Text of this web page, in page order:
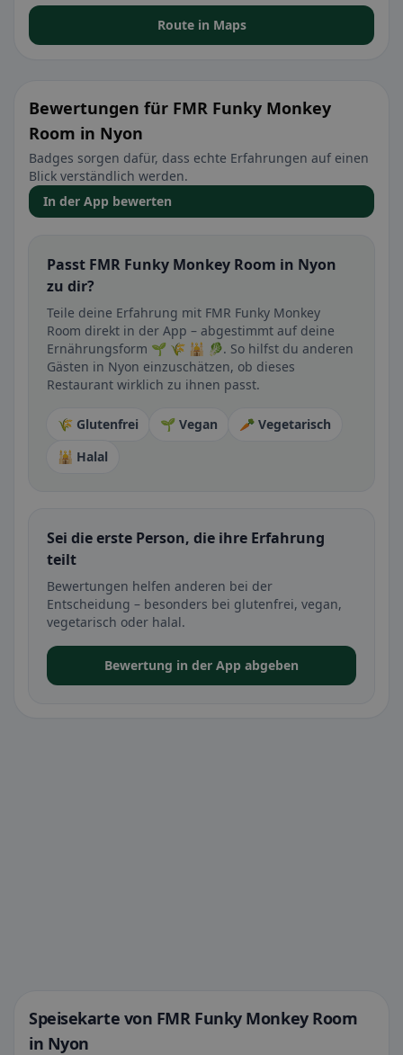
Route in Maps
Bewertungen für FMR Funky Monkey
Room in Nyon
Badges sorgen dafür, dass echte Erfahrungen auf einen
Blick verständlich werden.
In der App bewerten
Passt FMR Funky Monkey Room in Nyon
zu dir?
Teile deine Erfahrung mit FMR Funky Monkey
Room direkt in der App – abgestimmt auf deine
Ernährungsform 🌱 🌾 🕌 🥬. So hilfst du anderen
Gästen in Nyon einzuschätzen, ob dieses
Restaurant wirklich zu ihnen passt.
🌾 Glutenfrei 🌱 Vegan
🥕 Vegetarisch
🕌 Halal
Sei die erste Person, die ihre Erfahrung
teilt
Bewertungen helfen anderen bei der
Entscheidung – besonders bei glutenfrei, vegan,
vegetarisch oder halal.
Bewertung in der App abgeben
Speisekarte von FMR Funky Monkey Room
in Nyon